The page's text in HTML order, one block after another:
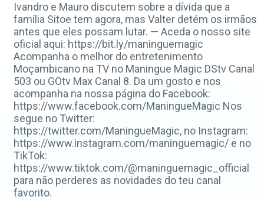
Ivandro e Mauro discutem sobre a dívida que a
família Sitoe tem agora, mas Valter detém os irmãos
antes que eles possam lutar. — Aceda o nosso site
oficial aqui: https://bit.ly/maninguemagic
Acompanha o melhor do entretenimento
Moçambicano na TV no Maningue Magic DStv Canal
503 ou GOtv Max Canal 8. Da um gosto e nos
acompanha na nossa página do Facebook:
https://www.facebook.com/ManingueMagic Nos
segue no Twitter:
https://twitter.com/ManingueMagic, no Instagram:
https://www.instagram.com/maninguemagic/ e no
TikTok:
https://www.tiktok.com/@maninguemagic_official
para não perderes as novidades do teu canal
favorito.